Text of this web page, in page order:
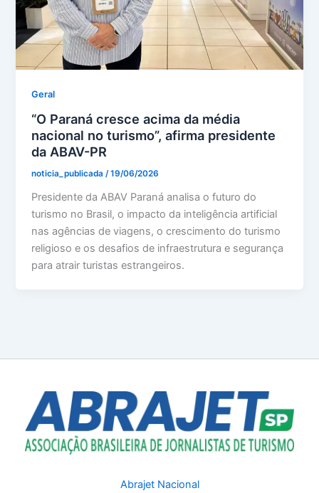
Geral
“O Paraná cresce acima da média
nacional no turismo”, afirma presidente
da ABAV-PR
noticia_publicada/19/06/2026
Presidente da ABAV Paraná analisa o futuro do
turismo no Brasil, o impacto da inteligência artificial
nas agências de viagens, o crescimento do turismo
religioso e os desafios de infraestrutura e segurança
para atrair turistas estrangeiros.
Abrajet Nacional